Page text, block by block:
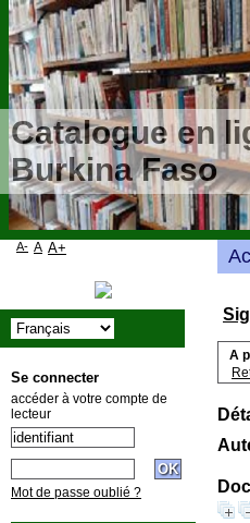
Catalogue en
Burkina Faso
A
A- A A+
Se connecter
accéder à votre compte de
lecteur
Mot de passe oublié ?